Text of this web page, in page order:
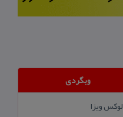
وبگردی
لوکس ویزا